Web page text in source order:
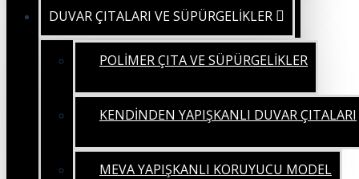
DUVAR ÇITALARI VE SÜPÜRGELİKLER
POLİMER ÇITA VE SÜPÜRGELİKLER
KENDİNDEN YAPIŞKANLI DUVAR ÇITALARI
MEVA YAPIŞKANLI KORUYUCU MODEL